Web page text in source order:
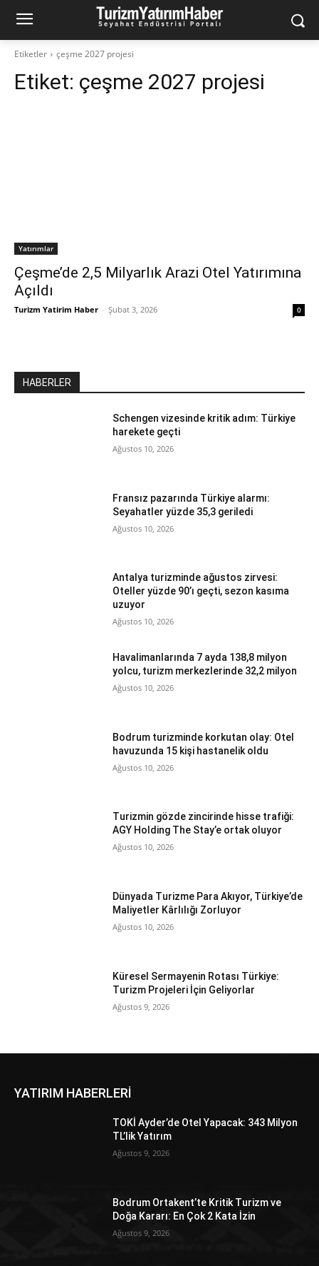
Etiketler çeşme 2027 projesi
Etiket: çeşme 2027 projesi
Yatırımlar
Çeşme’de 2,5 Milyarlık Arazi Otel Yatırımına
Açıldı
Turizm Yatirim Haber - Şubat 3, 2026 0
HABERLER
Schengen vizesinde kritik adım: Türkiye
harekete geçti
Ağustos 10, 2026
Fransız pazarında Türkiye alarmı:
Seyahatler yüzde 35,3 geriledi
Ağustos 10, 2026
Antalya turizminde ağustos zirvesi:
Oteller yüzde 90’ı geçti, sezon kasıma
uzuyor
Ağustos 10, 2026
Havalimanlarında 7 ayda 138,8 milyon
yolcu, turizm merkezlerinde 32,2 milyon
Ağustos 10, 2026
Bodrum turizminde korkutan olay: Otel
havuzunda 15 kişi hastanelik oldu
Ağustos 10, 2026
Turizmin gözde zincirinde hisse trafiği:
AGY Holding The Stay’e ortak oluyor
Ağustos 10, 2026
Dünyada Turizme Para Akıyor, Türkiye’de
Maliyetler Kârlılığı Zorluyor
Ağustos 10, 2026
Küresel Sermayenin Rotası Türkiye:
Turizm Projeleri İçin Geliyorlar
Ağustos 9, 2026
YATIRIM HABERLERİ
TOKİ Ayder’de Otel Yapacak: 343 Milyon
TL’lik Yatırım
Ağustos 9, 2026
Bodrum Ortakent’te Kritik Turizm ve
Doğa Kararı: En Çok 2 Kata İzin
Ağustos 9, 2026